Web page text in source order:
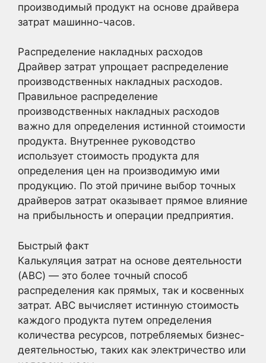
производимый продукт на основе драйвера
затрат машинно-часов.
Распределение накладных расходов
Драйвер затрат упрощает распределение
производственных накладных расходов.
Правильное распределение
производственных накладных расходов
важно для определения истинной стоимости
продукта. Внутреннее руководство
использует стоимость продукта для
определения цен на производимую ими
продукцию. По этой причине выбор точных
драйверов затрат оказывает прямое влияние
на прибыльность и операции предприятия.
Быстрый факт
Калькуляция затрат на основе деятельности
(ABC) — это более точный способ
распределения как прямых, так и косвенных
затрат. ABC вычисляет истинную стоимость
каждого продукта путем определения
количества ресурсов, потребляемых бизнес-
деятельностью, таких как электричество или